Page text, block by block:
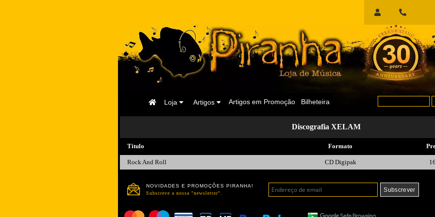
Início
Sessão
Bilheteira
Artigos em Promoção
Artigos
Loja
Página
Discografia XELAM
Titulo Formato
Rock And Roll CD Digipak
NOVIDADES E PROMOÇÕES PIRANHA!
Subscreve a nossa "newsletter".